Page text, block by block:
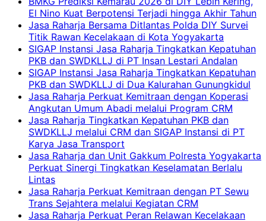
El Nino Kuat Berpotensi Terjadi hingga Akhir Tahun
Jasa Raharja Bersama Ditlantas Polda DIY Survei
Titik Rawan Kecelakaan di Kota Yogyakarta
SIGAP Instansi Jasa Raharja Tingkatkan Kepatuhan
PKB dan SWDKLLJ di PT Insan Lestari Andalan
SIGAP Instansi Jasa Raharja Tingkatkan Kepatuhan
PKB dan SWDKLLJ di Dua Kalurahan Gunungkidul
Jasa Raharja Perkuat Kemitraan dengan Koperasi
Angkutan Umum Abadi melalui Program CRM
Jasa Raharja Tingkatkan Kepatuhan PKB dan
SWDKLLJ melalui CRM dan SIGAP Instansi di PT
Karya Jasa Transport
Jasa Raharja dan Unit Gakkum Polresta Yogyakarta
Perkuat Sinergi Tingkatkan Keselamatan Berlalu
Lintas
Jasa Raharja Perkuat Kemitraan dengan PT Sewu
Trans Sejahtera melalui Kegiatan CRM
Jasa Raharja Perkuat Peran Relawan Kecelakaan